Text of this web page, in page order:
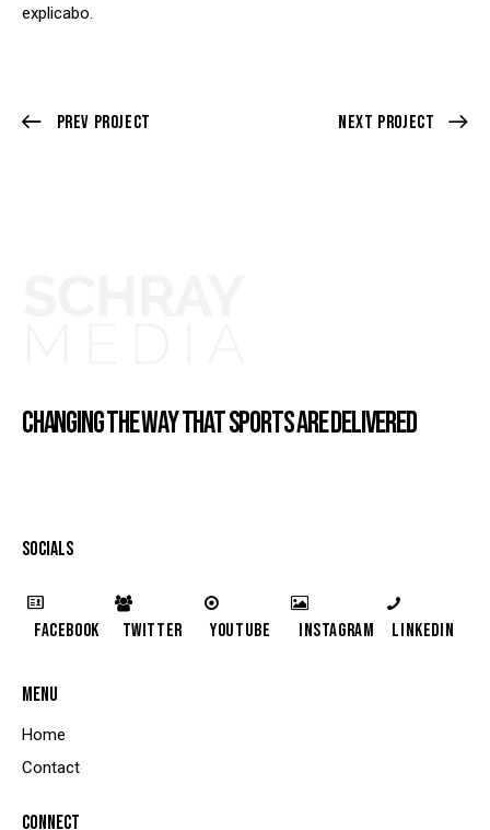
explicabo.
Prev Project Next Project
CHANGING THE WAY THAT SPORTS ARE DELIVERED
SOCIALS
Facebook Twitter YouTube Instagram LinkedIn
MENU
Home
Contact
CONNECT